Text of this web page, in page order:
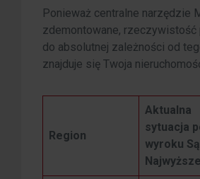
Ponieważ centralne narzędzie
zdemontowane, rzeczywistość
do absolutnej zależności od
znajduje się Twoja
Region
Aktualna
sytuacja
wyroku